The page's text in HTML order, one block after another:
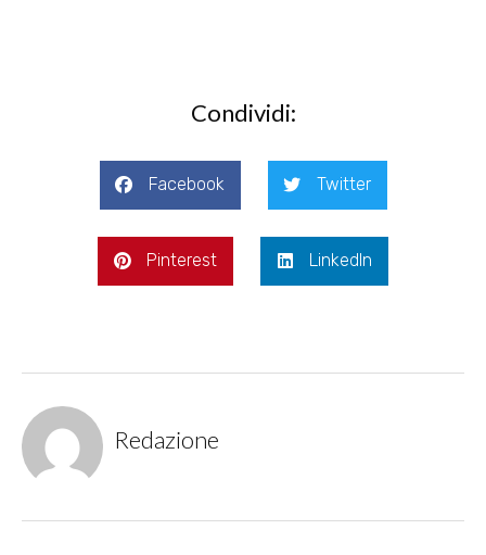
Condividi:
Facebook Twitter
Pinterest LinkedIn
Redazione